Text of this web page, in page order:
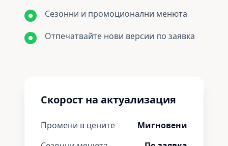
Сезонни и промоционални менюта
Отпечатвайте нови версии по заявка
Скорост на актуализация
Промени в цените
Мигновени